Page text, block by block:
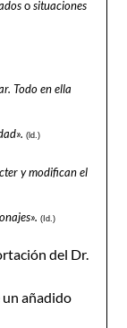
osituaciones
Todo en ella
(ld.)
y modifican el
(Id.)
del Dr.
un añadido